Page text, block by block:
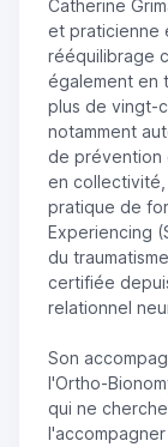
Catherine
et praticienne
rééquilibrage
également en
plus de vingt-
notamment
de prévention
en
pratique de
Experiencing
du
certifiée
relationnel
Son
l'Ortho-
qui ne